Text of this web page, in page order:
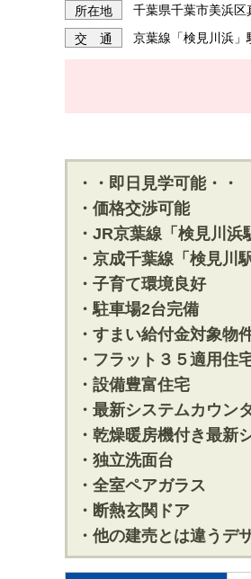
所在地 千葉県千葉市美浜区
交 通 京葉線「検見川浜」
・・即日見学可能・・
・価格交渉可能
・JR京葉線「検見川浜
・京成千葉線「検見川
・子育て環境良好
・駐車場2台完備
・すまい給付金対象物
・フラット３５適用住
・設備豊富住宅
・最新システムカウン
・乾燥暖房機付き最新
・独立洗面台
・全室ペアガラス
・断熱玄関ドア
・他の建売とは違うデ